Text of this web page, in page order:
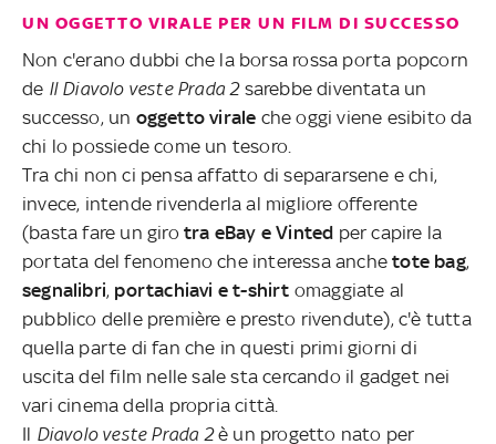
UN OGGETTO VIRALE PER UN FILM DI SUCCESSO
Non c'erano dubbi che la borsa rossa porta popcorn
de Il Diavolo veste Prada 2 sarebbe diventata un
successo, un oggetto virale che oggi viene esibito da
chi lo possiede come un tesoro.
Tra chi non ci pensa affatto di separarsene e chi,
invece, intende rivenderla al migliore offerente
(basta fare un giro tra eBay e Vinted per capire la
portata del fenomeno che interessa anche tote bag,
segnalibri, portachiavi e t-shirt omaggiate al
pubblico delle première e presto rivendute), c'è tutta
quella parte di fan che in questi primi giorni di
uscita del film nelle sale sta cercando il gadget nei
vari cinema della propria città.
Il Diavolo veste Prada 2è un progetto nato per